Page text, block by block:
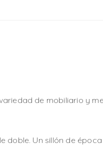
de mobiliario y
doble. Un sillón de